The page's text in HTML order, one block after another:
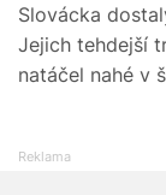
Slovácka
Jejich tehdejší
natáčel nahé v